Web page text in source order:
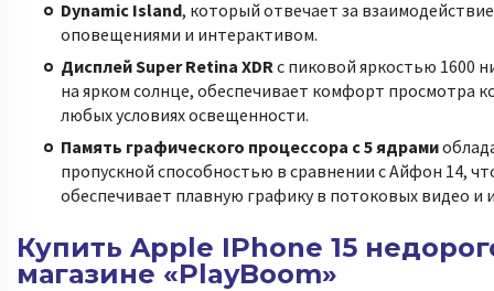
Dynamic Island, который отвечает за
оповещениями и интерактивом.
Дисплей Super Retina XDRс пиковой яркостью 1600
на ярком солнце, обеспечивает комфорт просмотра
любых условиях освещенности.
Память графического процессора с 5 ядрами
пропускной способностью в сравнении с Айфон 14,
обеспечивает плавную графику в потоковых видео и
Купить Apple IPhone 15
магазине «PlayBoom»